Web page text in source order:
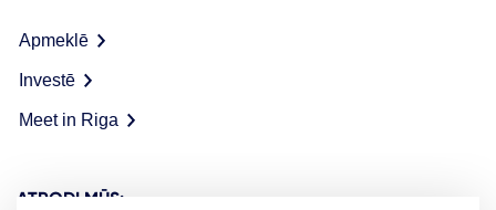
Apmeklē
Investē
Meet in Riga
ATRODI MŪS: